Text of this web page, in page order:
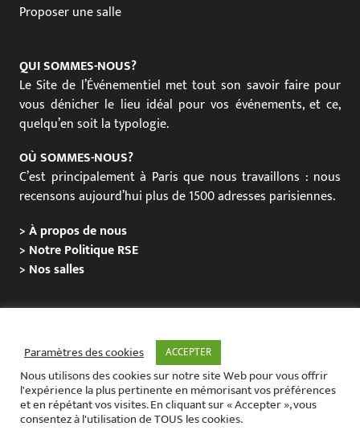
Proposer une salle
QUI SOMMES-NOUS?
Le Site de l’Événementiel met tout son savoir faire pour
vous dénicher le lieu idéal pour vos événements, et ce,
quelqu’en soit la typologie.
OÙ SOMMES-NOUS?
C’est principalement à Paris que nous travaillons : nous
recensons aujourd’hui plus de 1500 adresses parisiennes.
>À propos de nous
> Notre Politique RSE
> Nos salles
Paramètres des cookies ACCEPTER
Nous utilisons des cookies sur notre site Web pour vous offrir
l'expérience la plus pertinente en mémorisant vos préférences
et en répétant vos visites. En cliquant sur « Accepter », vous
consentez à l'utilisation de TOUS les cookies.